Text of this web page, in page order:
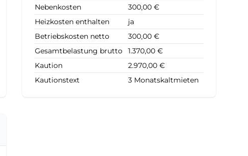
Nebenkosten
300,00 €
Heizkosten enthalten
ja
Betriebskosten netto
300,00 €
Gesamtbelastung brutto
1.370,00 €
Kaution
2.970,00 €
Kautionstext
3 Monatskaltmieten